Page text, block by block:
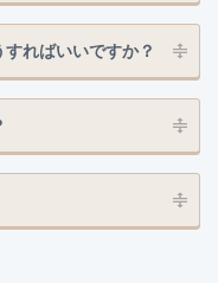
ればいいですか？